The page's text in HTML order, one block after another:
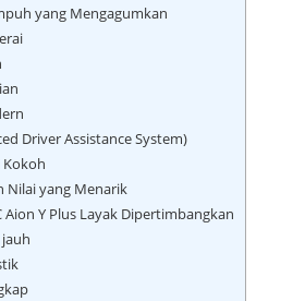
yang Mengagumkan
Driver Assistance System)
Nilai yang Menarik
Aion Y Plus Layak Dipertimbangkan